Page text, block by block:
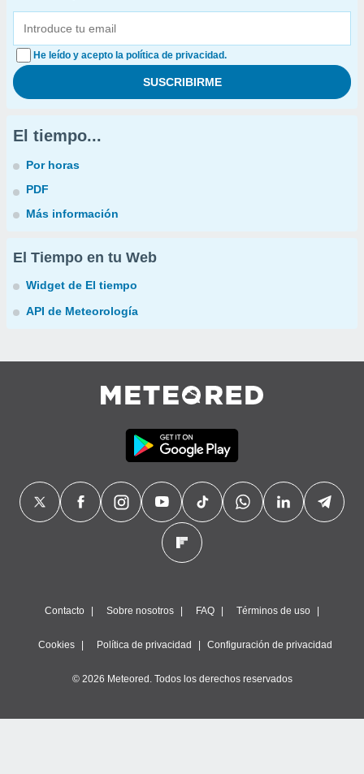
He leído y acepto la política de privacidad.
El tiempo...
Por horas
PDF
Más información
El Tiempo en tu Web
Widget de El tiempo
API de Meteorología
Contacto Sobre nosotros FAQ Términos de uso
Cookies Política de privacidad Configuración de privacidad
© 2026 Meteored. Todos los derechos reservados